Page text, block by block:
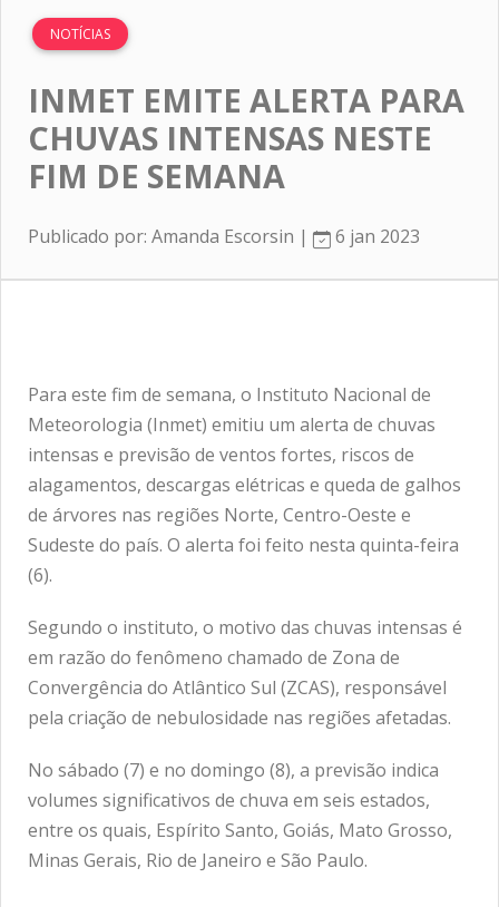
NOTÍCIAS
INMET EMITE ALERTA PARA
CHUVAS INTENSAS NESTE
FIM DE SEMANA
Publicado por: Amanda Escorsin | 6 jan 2023
Para este fim de semana, o Instituto Nacional de
Meteorologia (Inmet) emitiu um alerta de chuvas
intensas e previsão de ventos fortes, riscos de
alagamentos, descargas elétricas e queda de galhos
de árvores nas regiões Norte, Centro-Oeste e
Sudeste do país. O alerta foi feito nesta quinta-feira
(6).
Segundo o instituto, o motivo das chuvas intensas é
em razão do fenômeno chamado de Zona de
Convergência do Atlântico Sul (ZCAS), responsável
pela criação de nebulosidade nas regiões afetadas.
No sábado (7) e no domingo (8), a previsão indica
volumes significativos de chuva em seis estados,
entre os quais, Espírito Santo, Goiás, Mato Grosso,
Minas Gerais, Rio de Janeiro e São Paulo.